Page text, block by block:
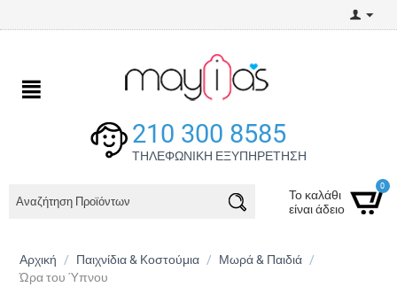
210 300 8585
ΤΗΛΕΦΩΝΙΚΗ ΕΞΥΠΗΡΕΤΗΣΗ
Το καλάθι
είναι άδειο
0
Αρχική / Παιχνίδια & Kοστούμια / Μωρά & Παιδιά /
Ώρα του Ύπνου